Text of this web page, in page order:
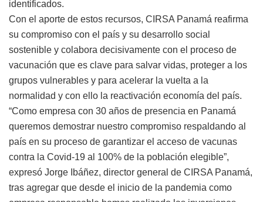
identificados.
Con el aporte de estos recursos, CIRSA Panamá reafirma
su compromiso con el país y su desarrollo social
sostenible y colabora decisivamente con el proceso de
vacunación que es clave para salvar vidas, proteger a los
grupos vulnerables y para acelerar la vuelta a la
normalidad y con ello la reactivación economía del país.
“Como empresa con 30 años de presencia en Panamá
queremos demostrar nuestro compromiso respaldando al
país en su proceso de garantizar el acceso de vacunas
contra la Covid-19 al 100% de la población elegible”,
expresó Jorge Ibáñez, director general de CIRSA Panamá,
tras agregar que desde el inicio de la pandemia como